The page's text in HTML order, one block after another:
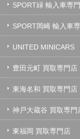
SPORT緑 輸入車専
SPORT岡崎 輸入車
UNITED MINICARS
豊田元町 買取専門店
東海名和 買取専門店
神戸大蔵谷 買取専門
東福岡 買取専門店